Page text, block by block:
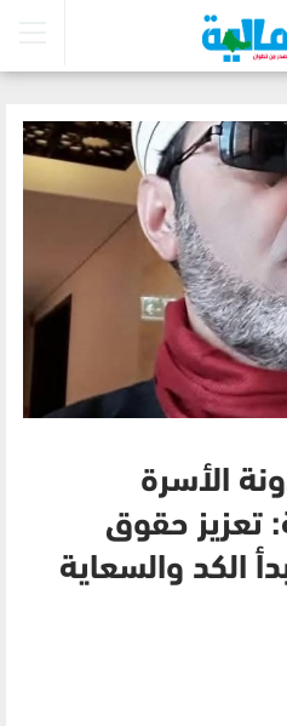
الأسرة
تعزيز حقوق
الكد والسعاية